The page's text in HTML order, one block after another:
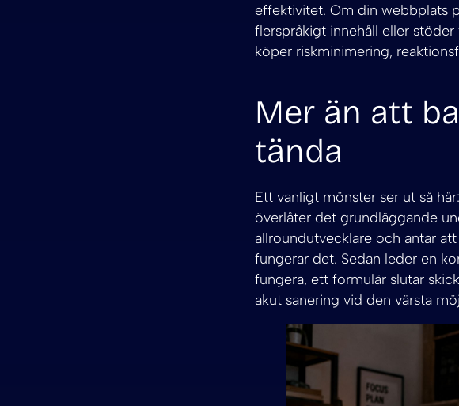
effektivitet. Om din webbplats
flerspråkigt innehåll eller
köper riskminimering,
Mer än att
tända
Ett vanligt mönster ser ut så
överlåter det grundläggande
allroundutvecklare och antar
fungerar det. Sedan leder en
fungera, ett formulär slutar
akut sanering vid den värsta